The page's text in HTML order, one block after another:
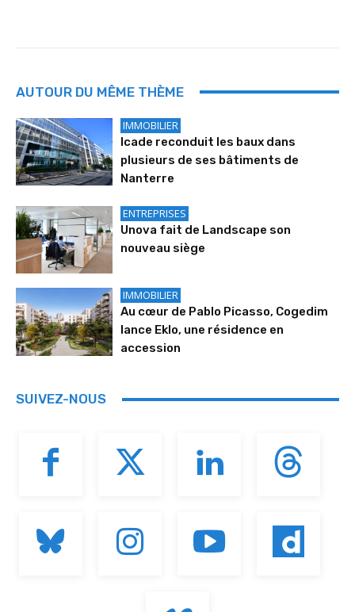
AUTOUR DU MÊME THÈME
IMMOBILIER
Icade reconduit les baux dans
plusieurs de ses bâtiments de
Nanterre
ENTREPRISES
Unova fait de Landscape son
nouveau siège
IMMOBILIER
Au cœur de Pablo Picasso, Cogedim
lance Eklo, une résidence en
accession
SUIVEZ-NOUS